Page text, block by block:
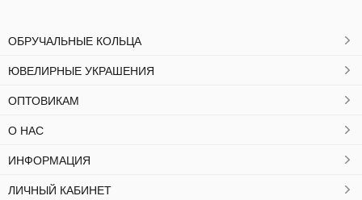
ОБРУЧАЛЬНЫЕ КОЛЬЦА
ЮВЕЛИРНЫЕ УКРАШЕНИЯ
ОПТОВИКАМ
О НАС
ИНФОРМАЦИЯ
ЛИЧНЫЙ КАБИНЕТ